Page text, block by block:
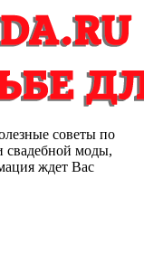
советы по
свадебной моды,
ждет Вас